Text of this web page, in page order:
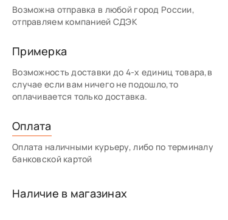
Возможна отправка в любой город России,
отправляем компанией СДЭК
Примерка
Возможность доставки до 4-х единиц товара,в
случае если вам ничего не подошло,то
оплачивается только доставка.
Оплата
Оплата наличными курьеру, либо по терминалу
банковской картой
Наличие в магазинах